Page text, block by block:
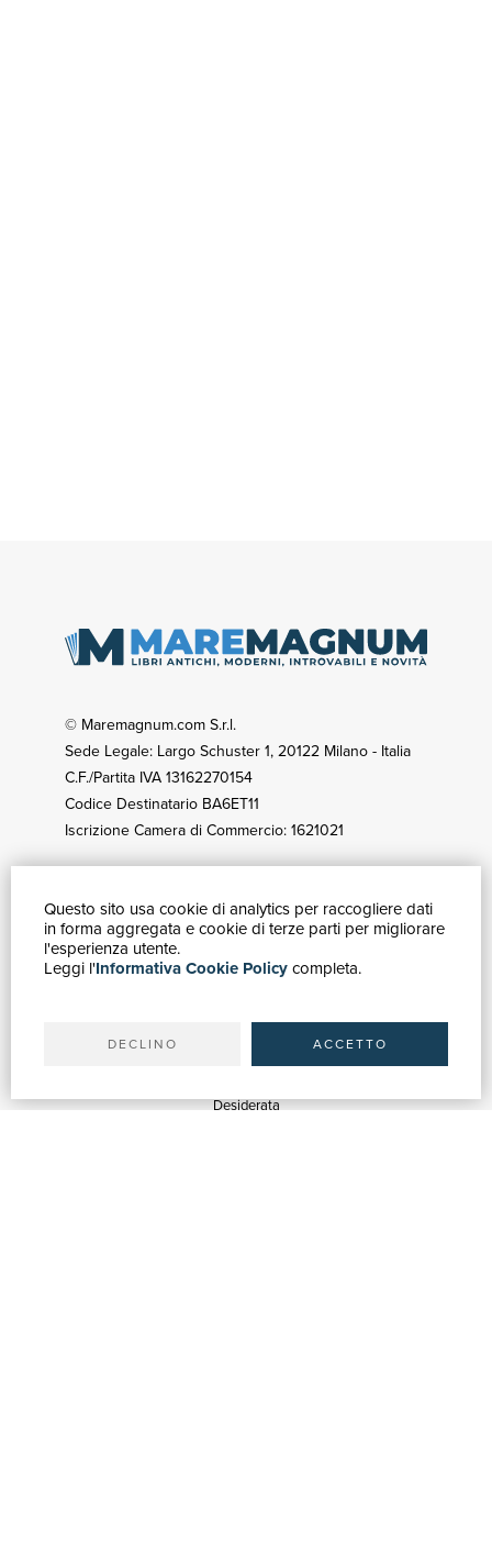
Questo sito usa cookie di analytics per raccogliere dati
in forma aggregata e cookie di terze parti per migliorare
l'esperienza utente.
Leggi l'Informativa Cookie Policycompleta.
DECLINO ACCETTO
© Maremagnum.com S.r.l.
Sede Legale: Largo Schuster 1, 20122 Milano - Italia
C.F./Partita IVA 13162270154
Codice Destinatario BA6ET11
Iscrizione Camera di Commercio: 1621021
GUIDA ACQUISTI
Ricerca avanzata
Spedizioni
Desiderata